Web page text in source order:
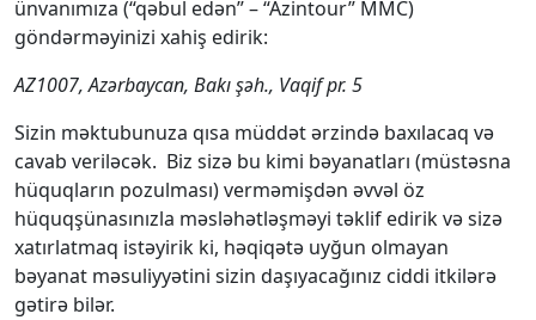
ünvanımıza (“qəbul edən” – “Azintour” MMC)
göndərməyinizi xahiş edirik:
АZ1007, Azərbaycan, Bakı şəh., Vaqif pr. 5
Sizin məktubunuza qısa müddət ərzində baxılacaq və
cavab veriləcək. Biz sizə bu kimi bəyanatları (müstəsna
hüquqların pozulması) verməmişdən əvvəl öz
hüquqşünasınızla məsləhətləşməyi təklif edirik və sizə
xatırlatmaq istəyirik ki, həqiqətə uyğun olmayan
bəyanat məsuliyyətini sizin daşıyacağınız ciddi itkilərə
gətirə bilər.